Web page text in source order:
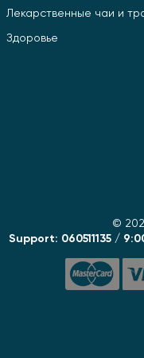
Лекарственные чаи и
Здоровье
©
Support: 060511135 /